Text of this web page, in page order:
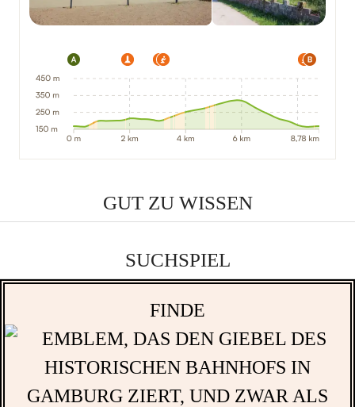
GUT ZU WISSEN
SUCHSPIEL
FINDE